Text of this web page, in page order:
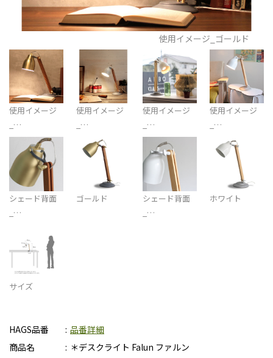
使用イメージ_ゴールド
使用イメージ
_…
使用イメージ
_…
使用イメージ
_…
使用イメージ
_…
シェード背面
_…
ゴールド
シェード背面
_…
ホワイト
サイズ
HAGS品番
品番詳細
商品名
＊デスクライト Falun ファルン